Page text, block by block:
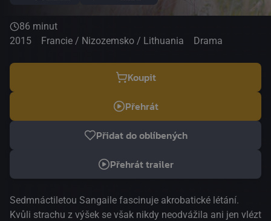
86 minut
2015
Francie / Nizozemsko / Lithuania Drama
Koupit
Přehrát
Přidat do oblíbených
Přehrát trailer
Sedmnáctiletou Sangaile fascinuje akrobatické létání.
Kvůli strachu z výšek se však nikdy neodvážila ani jen vlézt